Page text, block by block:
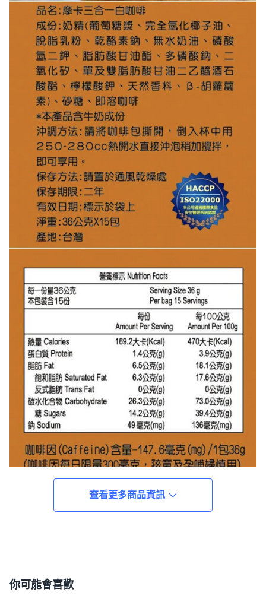
查看更多商品資訊
你可能會喜歡